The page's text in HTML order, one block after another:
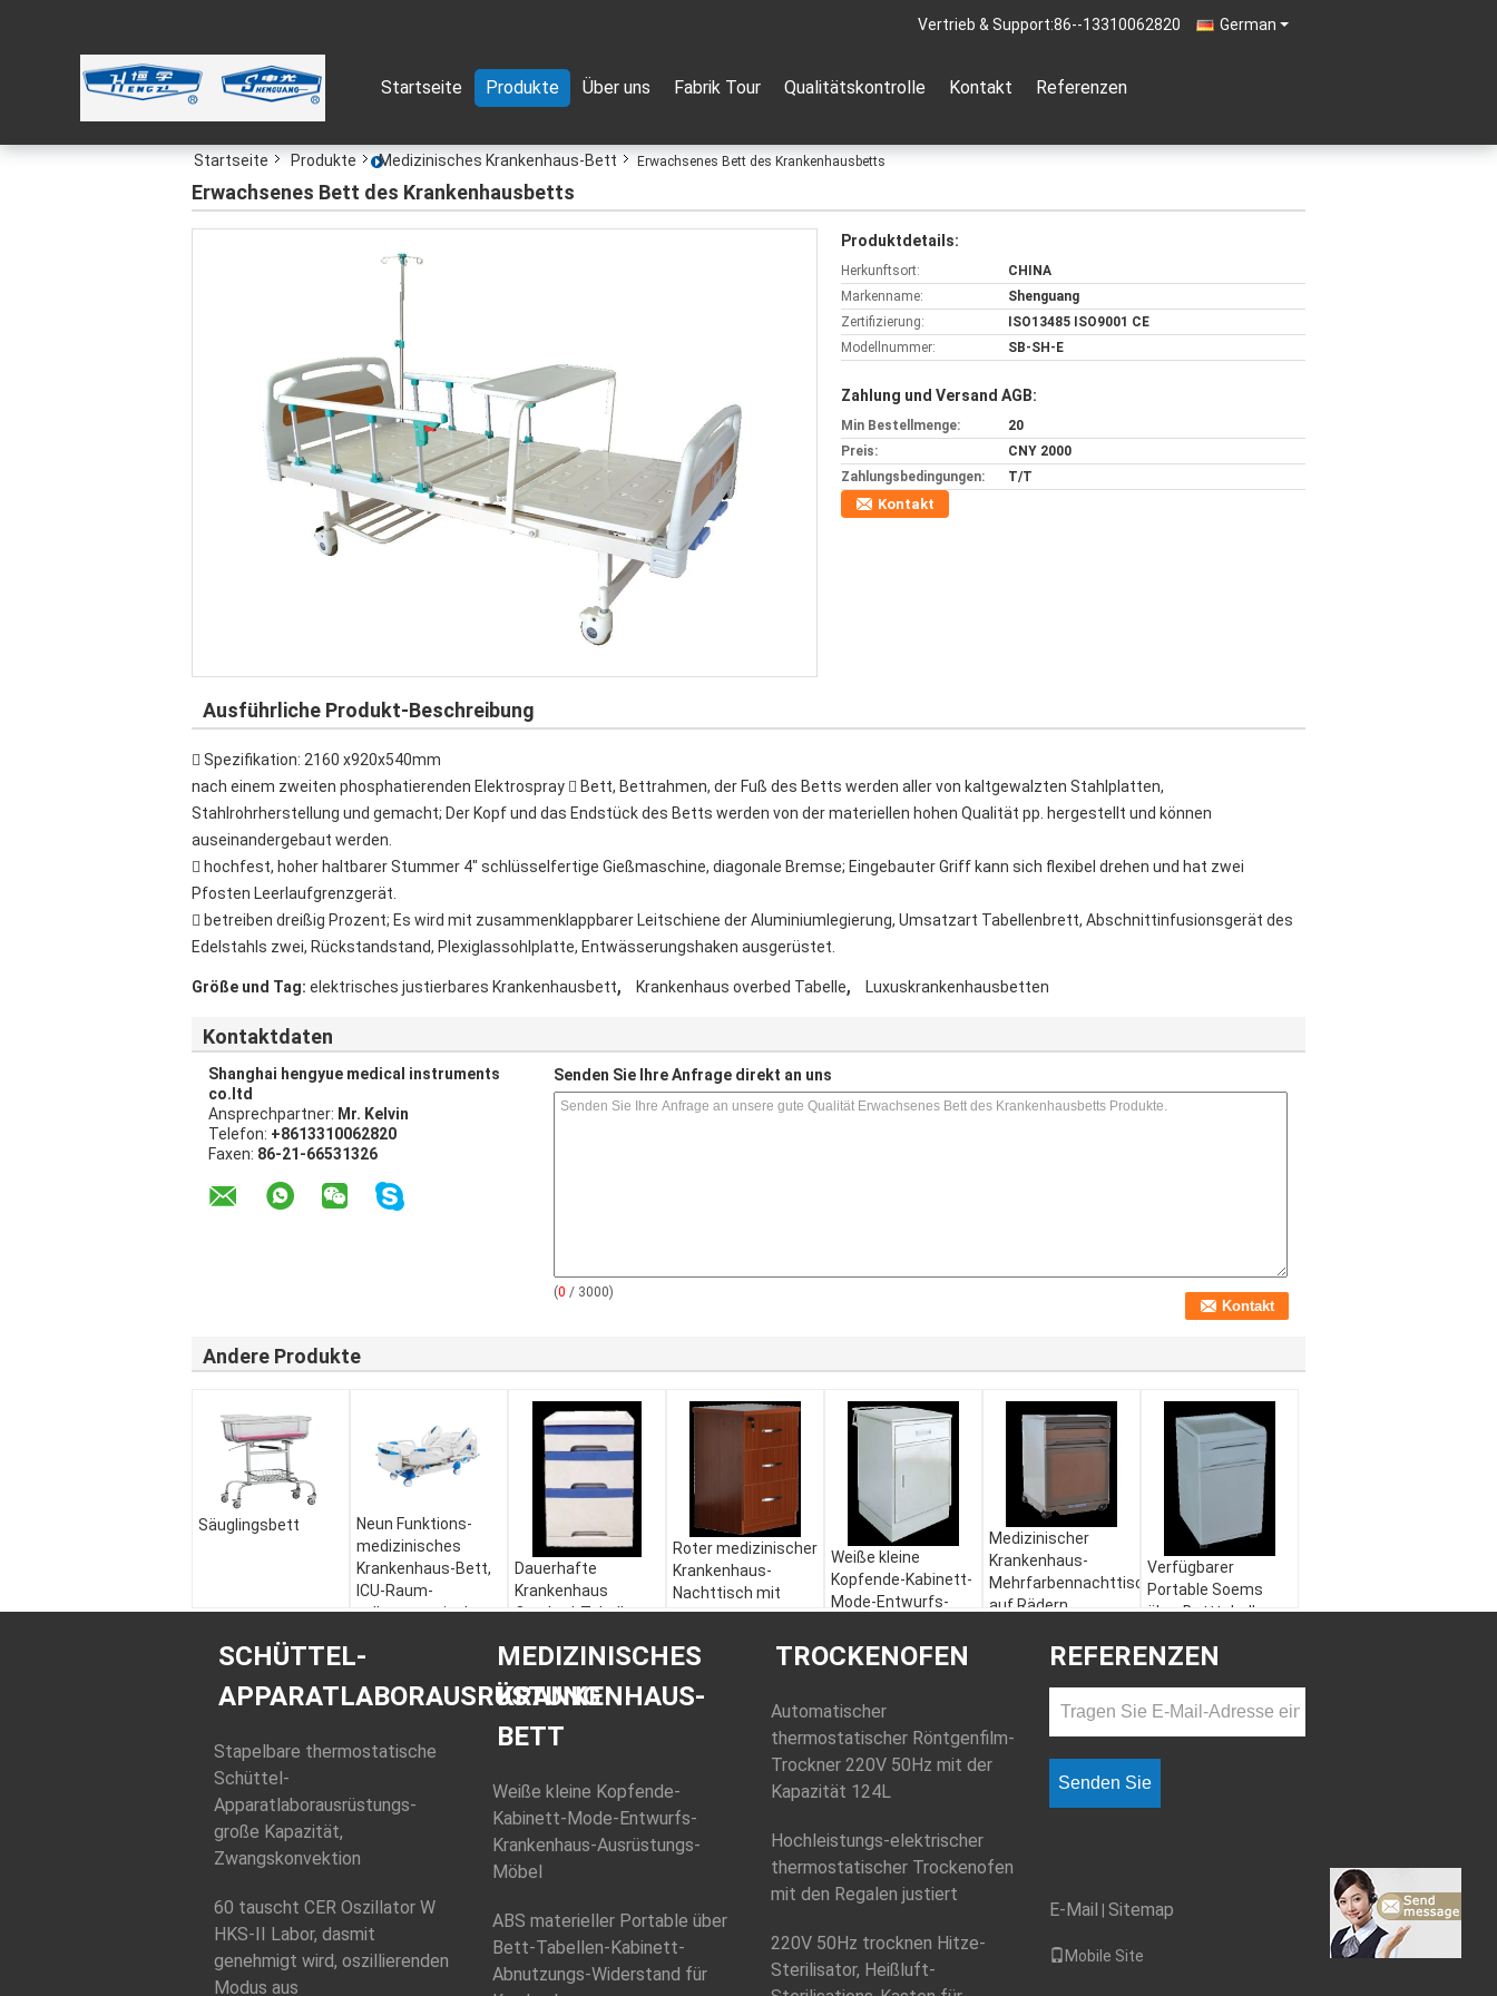
German
Vertrieb & Support:86--13310062820
Startseite Produkte Über uns Fabrik Tour Qualitätskontrolle Kontakt Referenzen
Startseite Produkte Medizinisches Krankenhaus-Bett Erwachsenes Bett des Krankenhausbetts
Erwachsenes Bett des Krankenhausbetts
Produktdetails:
Herkunftsort:
CHINA
Markenname:
Shenguang
Zertifizierung:
ISO13485 ISO9001 CE
Modellnummer:
SB-SH-E
Zahlung und Versand AGB:
Min Bestellmenge:
20
Preis:
CNY 2000
Zahlungsbedingungen:
T/T
Kontakt
Ausführliche Produkt-Beschreibung
 Spezifikation: 2160 x920x540mm
nach einem zweiten phosphatierenden Elektrospray  Bett, Bettrahmen, der Fuß des Betts werden aller von kaltgewalzten Stahlplatten,
Stahlrohrherstellung und gemacht; Der Kopf und das Endstück des Betts werden von der materiellen hohen Qualität pp. hergestellt und können
auseinandergebaut werden.
 hochfest, hoher haltbarer Stummer 4" schlüsselfertige Gießmaschine, diagonale Bremse; Eingebauter Griff kann sich flexibel drehen und hat zwei
Pfosten Leerlaufgrenzgerät.
 betreiben dreißig Prozent; Es wird mit zusammenklappbarer Leitschiene der Aluminiumlegierung, Umsatzart Tabellenbrett, Abschnittinfusionsgerät des
Edelstahls zwei, Rückstandstand, Plexiglassohlplatte, Entwässerungshaken ausgerüstet.
Größe und Tag: elektrisches justierbares Krankenhausbett, Krankenhaus overbed Tabelle, Luxuskrankenhausbetten
Kontaktdaten
Shanghai hengyue medical instruments
co.ltd
Ansprechpartner: Mr. Kelvin
Telefon: +8613310062820
Faxen: 86-21-66531326
Senden Sie Ihre Anfrage direkt an uns
(0 / 3000)
Andere Produkte
Säuglingsbett
Neun Funktions-
medizinisches
Krankenhaus-Bett,
ICU-Raum-
vollautomatisches
Dauerhafte
Krankenhaus
Overbed-Tabelle,
Kabinett
Roter medizinischer
Krankenhaus-
Nachttisch mit
Fach zuschließen
Weiße kleine
Kopfende-Kabinett-
Mode-Entwurfs-
Ausrüstungs-Möbel
Medizinischer
Krankenhaus-
Mehrfarbennachttisch
auf Rädern
Verfügbarer
Portable Soems
über Betttabelle
mit 2 Fächern
SCHÜTTEL-
APPARATLABORAUSRÜSTUNG
Stapelbare thermostatische
Schüttel-
Apparatlaborausrüstungs-
große Kapazität,
Zwangskonvektion
60 tauscht CER Oszillator W
HKS-II Labor, dasmit
genehmigt wird, oszillierenden
Modus aus
MEDIZINISCHES
KRANKENHAUS-
BETT
Weiße kleine Kopfende-
Kabinett-Mode-Entwurfs-
Krankenhaus-Ausrüstungs-
Möbel
ABS materieller Portable über
Bett-Tabellen-Kabinett-
Abnutzungs-Widerstand für
TROCKENOFEN
Automatischer
thermostatischer Röntgenfilm-
Trockner 220V 50Hz mit der
Kapazität 124L
Hochleistungs-elektrischer
thermostatischer Trockenofen
mit den Regalen justiert
220V 50Hz trocknen Hitze-
Sterilisator, Heißluft-
REFERENZEN
Senden Sie
E-Mail Sitemap
Mobile Site